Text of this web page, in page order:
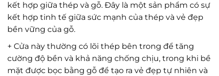
kết hợp giữa thép và gỗ. Đây là một sản phẩm có sự
kết hợp tinh tế giữa sức mạnh của thép và vẻ đẹp
bền vững của gỗ.
+ Cửa này thường có lõi thép bên trong để tăng
cường độ bền và khả năng chống chịu, trong khi bề
mặt được bọc bằng gỗ để tạo ra vẻ đẹp tự nhiên và